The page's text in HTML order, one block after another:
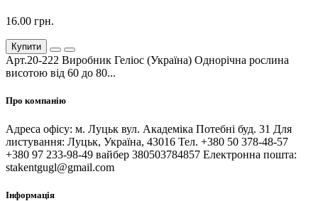
16.00 грн.
Купити
Арт.20-222 Виробник Геліос (Україна) Однорічна рослина
висотою від 60 до 80...
Про компанію
Адреса офісу: м. Луцьк вул. Академіка Потебні буд. 31 Для
листування: Луцьк, Україна, 43016 Тел. +380 50 378-48-57
+380 97 233-98-49 вайбер 380503784857 Електронна пошта:
stakentgugl@gmail.com
Інформація